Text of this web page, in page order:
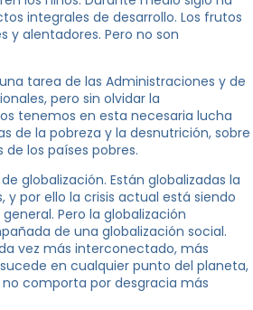
integrales de desarrollo. Los frutos
y alentadores. Pero no son
tarea de las Administraciones y de
pero sin olvidar la
tenemos en esta necesaria lucha
de la pobreza y la desnutrición, sobre
los países pobres.
globalización. Están globalizadas la
y por ello la crisis actual está siendo
Pero la globalización
de una globalización social.
vez más interconectado, más
en cualquier punto del planeta,
comporta por desgracia más